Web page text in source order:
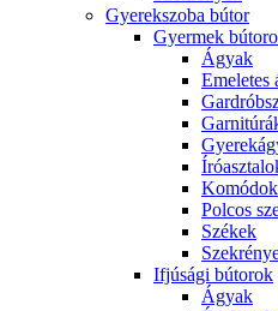
Gyerekszoba bútor
Gyermek
Ágyak
Emeletes
Komódok
Polcos
Székek
Ifjúsági bútorok
Ágyak